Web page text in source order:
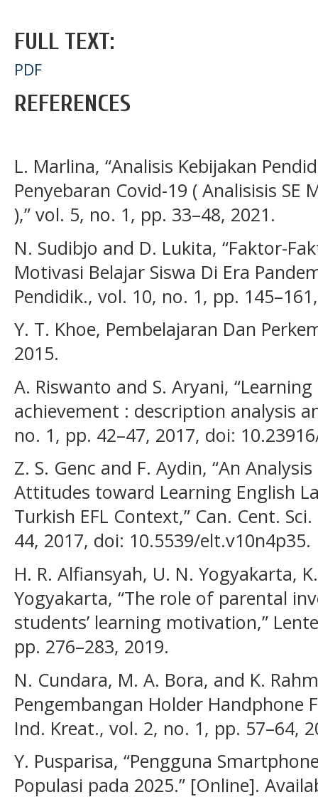
FULL TEXT:
PDF
REFERENCES
L. Marlina, “Analisis Kebijakan
Penyebaran Covid-19 ( Analisisis
),” vol. 5, no. 1, pp. 33–48, 2021.
N. Sudibjo and D. Lukita, “Faktor-
Motivasi Belajar Siswa Di Era
Pendidik., vol. 10, no. 1, pp.
Y. T. Khoe, Pembelajaran Dan
2015.
A. Riswanto and S. Aryani,
achievement : description analysis
no. 1, pp. 42–47, 2017, doi:
Z. S. Genc and F. Aydin, “An
Attitudes toward Learning English
Turkish EFL Context,” Can. Cent.
44, 2017, doi: 10.5539/elt.v10n4p35.
H. R. Alfiansyah, U. N. Yogyakarta,
Yogyakarta, “The role of parental
students’ learning motivation,”
pp. 276–283, 2019.
N. Cundara, M. A. Bora, and K.
Pengembangan Holder Handphone
Ind. Kreat., vol. 2, no. 1, pp. 57–64,
Y. Pusparisa, “Pengguna
Populasi pada 2025.” [Online].